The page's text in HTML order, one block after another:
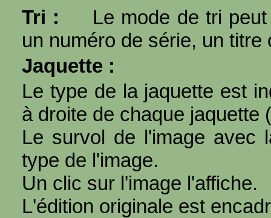
Tri :
Le mode de tri
un numéro de série, un titre
Jaquette :
Le type de la jaquette est
à droite de chaque jaquette (
Le survol de l'image avec
type de l'image.
Un clic sur l'image l'affiche.
L'édition originale est